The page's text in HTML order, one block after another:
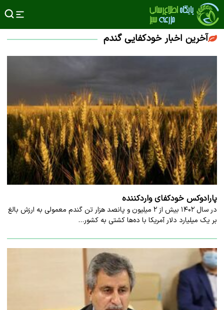
آخرین اخبار خودکفایی گندم
پارادوکس خودکفای واردکننده
در سال ۱۴۰۲ بیش از ۲ میلیون و پانصد هزار تن گندم معمولی به ارزش بالغ
بر یک میلیارد دلار آمریکا با ده‌ها کشتی به کشور…